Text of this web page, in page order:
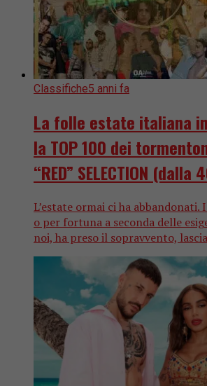
Classifiche5 anni fa
La folle estate italiana
la TOP 100 dei
“RED” SELECTION (dalla
L’estate ormai ci ha
o per fortuna a seconda delle
noi, ha preso il sopravvento,